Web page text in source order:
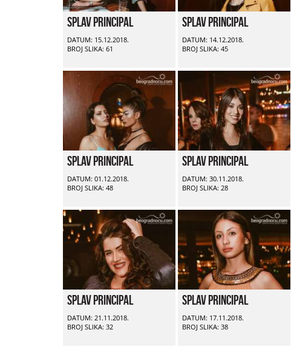
Splav Principal
DATUM: 15.12.2018.
BROJ SLIKA: 61
Splav Principal
DATUM: 14.12.2018.
BROJ SLIKA: 45
Splav Principal
DATUM: 01.12.2018.
BROJ SLIKA: 48
Splav Principal
DATUM: 30.11.2018.
BROJ SLIKA: 28
Splav Principal
DATUM: 21.11.2018.
BROJ SLIKA: 32
Splav Principal
DATUM: 17.11.2018.
BROJ SLIKA: 38